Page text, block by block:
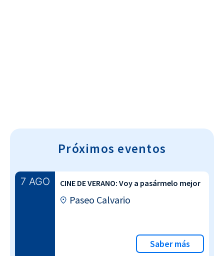
Próximos eventos
7 AGO CINE DE VERANO: Voy a pasármelo mejor
Paseo Calvario
Saber más